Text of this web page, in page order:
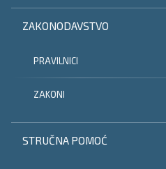
ZAKONODAVSTVO
PRAVILNICI
ZAKONI
STRUČNA POMOĆ